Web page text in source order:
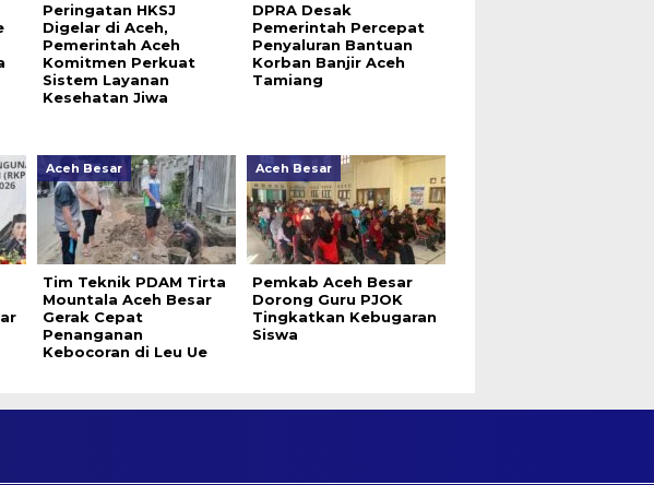
Peringatan HKSJ
Digelar di Aceh,
Pemerintah Aceh
Komitmen Perkuat
Sistem Layanan
Kesehatan Jiwa
DPRA Desak
Pemerintah Percepat
Penyaluran Bantuan
Korban Banjir Aceh
Tamiang
Aceh Besar
Tim Teknik PDAM Tirta
Mountala Aceh Besar
Gerak Cepat
Penanganan
Kebocoran di Leu Ue
Aceh Besar
Pemkab Aceh Besar
Dorong Guru PJOK
Tingkatkan Kebugaran
Siswa